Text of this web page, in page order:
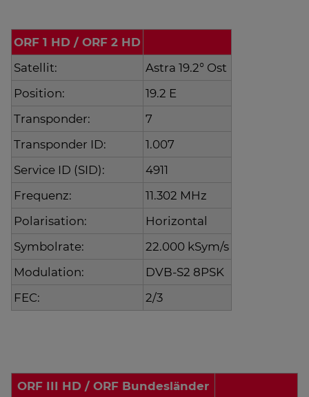
ORF 1 HD / ORF 2 HD
Satellit:
Astra 19.2° Ost
Position:
19.2 E
Transponder:
7
Transponder ID:
1.007
Service ID (SID):
4911
Frequenz:
11.302 MHz
Polarisation:
Horizontal
Symbolrate:
22.000 kSym/s
Modulation:
DVB-S2 8PSK
FEC:
2/3
ORF III HD / ORF Bundesländer